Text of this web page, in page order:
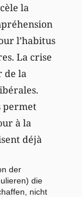
la
l’habitus
La crise
de la
permet
à la
déjà
der
die
nicht